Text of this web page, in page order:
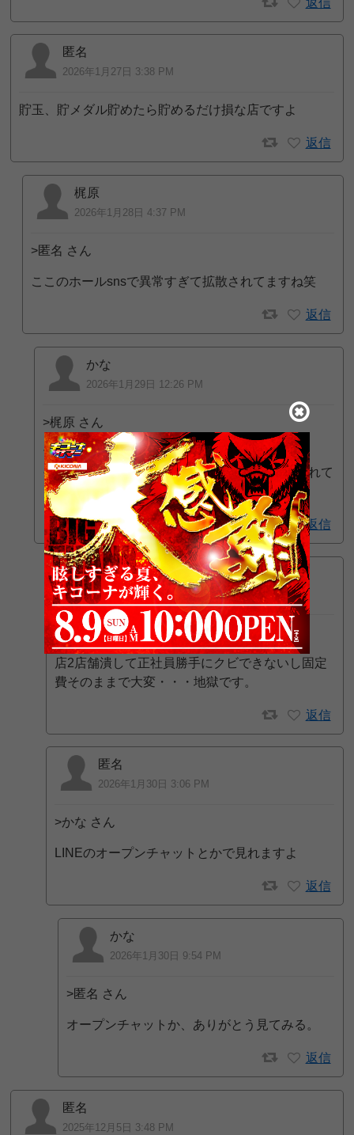
返信
匿名
2026年1月27日 3:38 PM
貯玉、貯メダル貯めたら貯めるだけ損な店ですよ
返信
梶原
2026年1月28日 4:37 PM
>匿名 さん
ここのホールsnsで異常すぎて拡散されてますね笑
返信
かな
2026年1月29日 12:26 PM
>梶原 さん
マジで？
そんなん一回も見た事ないんやけど何で拡散されて
るん？見たいから教えてや
返信
店員です
2026年1月30日 7:21 AM
>かな さん
店2店舗潰して正社員勝手にクビできないし固定
費そのままで大変・・・地獄です。
返信
匿名
2026年1月30日 3:06 PM
>かな さん
LINEのオープンチャットとかで見れますよ
返信
かな
2026年1月30日 9:54 PM
>匿名 さん
オープンチャットか、ありがとう見てみる。
返信
匿名
2025年12月5日 3:48 PM